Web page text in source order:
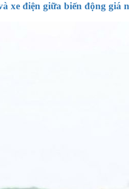
xe điện giữa biến động giá